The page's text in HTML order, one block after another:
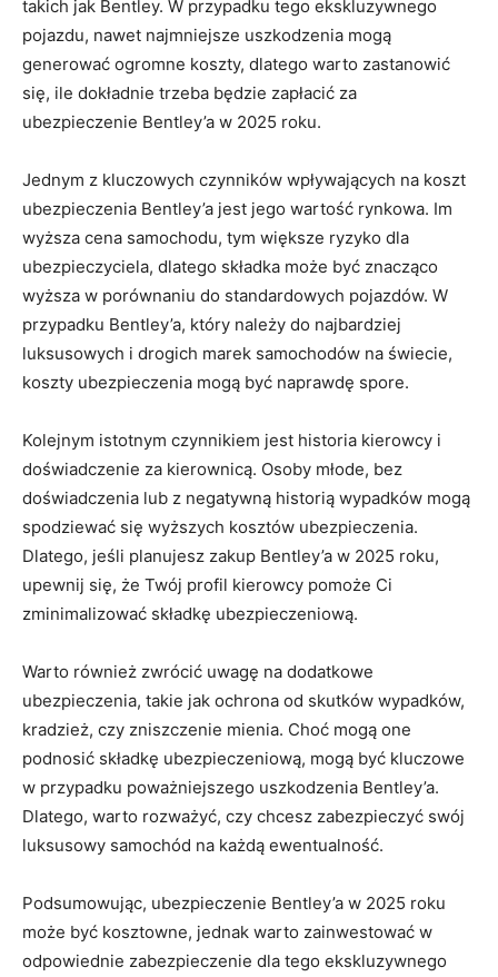
takich jak Bentley. W przypadku⁢ tego ‍ekskluzywnego
pojazdu,⁢ nawet najmniejsze uszkodzenia mogą
generować ogromne ‌koszty, ⁢dlatego ⁣warto zastanowić
się, ile dokładnie trzeba będzie zapłacić za
ubezpieczenie Bentley’a w 2025 roku.
Jednym z kluczowych czynników wpływających na koszt
ubezpieczenia Bentley’a jest jego⁣ wartość rynkowa. Im‍
wyższa cena samochodu, tym⁤ większe ryzyko⁣ dla
ubezpieczyciela, ​dlatego składka może ⁤być ⁢znacząco
wyższa ⁤w porównaniu do standardowych pojazdów.⁣ W
przypadku Bentley’a,⁢ który należy do ⁣najbardziej
luksusowych i drogich marek samochodów na świecie,
koszty ubezpieczenia ‍mogą być naprawdę spore.
Kolejnym istotnym czynnikiem jest historia kierowcy i
doświadczenie za ‌kierownicą. Osoby młode, bez⁢
doświadczenia lub z negatywną historią wypadków ​mogą⁢
spodziewać się wyższych kosztów ubezpieczenia.
Dlatego,⁢ jeśli planujesz⁤ zakup Bentley’a w 2025 roku,
upewnij się, że Twój ⁣profil kierowcy pomoże Ci
zminimalizować składkę ‍ubezpieczeniową.
Warto‌ również⁤ zwrócić uwagę na dodatkowe‍
ubezpieczenia, takie‌ jak ochrona od skutków wypadków,
kradzież, czy zniszczenie mienia.‍ Choć mogą one
⁤podnosić⁢ składkę ubezpieczeniową, mogą być ‍kluczowe
w przypadku poważniejszego uszkodzenia Bentley’a.
Dlatego, warto rozważyć, czy chcesz zabezpieczyć swój
luksusowy samochód na każdą ewentualność.
Podsumowując, ubezpieczenie⁣ Bentley’a ⁣w​ 2025 roku
może być kosztowne, jednak warto zainwestować w
odpowiednie zabezpieczenie dla tego ekskluzywnego ​